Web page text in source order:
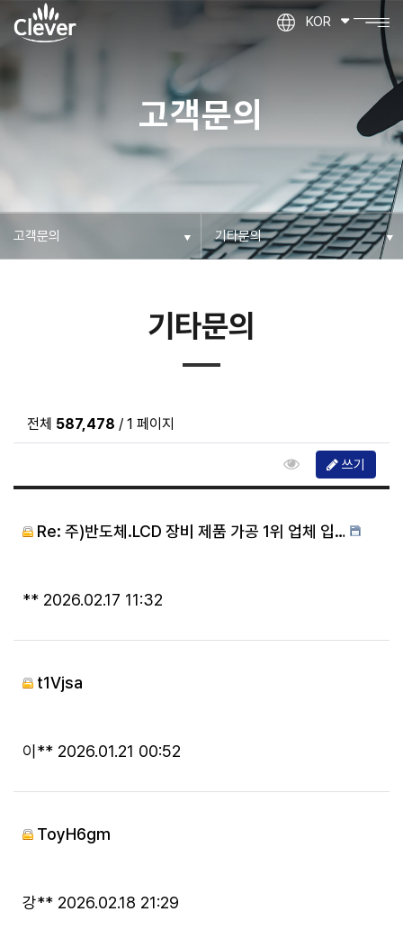
KOR
고객문의
기타문의
전체 587,478 / 1 페이지
조회순 정렬
쓰기
Re: 주)반도체.LCD 장비 제품 가공 1위 업체 입…
등록자
** 등록일
2026.02.17 11:32
t1Vjsa
등록자
이** 등록일
2026.01.21 00:52
ToyH6gm
등록자
강** 등록일
2026.02.18 21:29